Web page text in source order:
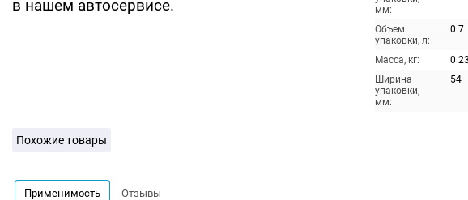
в нашем автосервисе.
мм:
Объем
упаковки, л:
0.7
Масса, кг:
Ширина
упаковки,
мм:
54
Похожие товары
Применимость Отзывы